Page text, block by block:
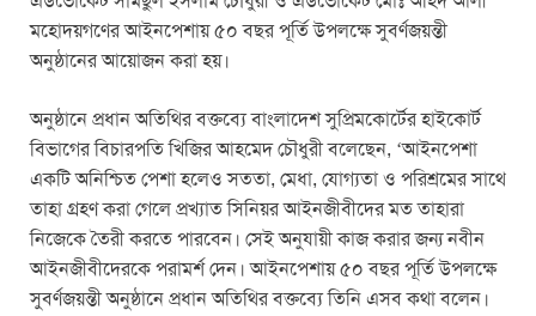
o
o
k
p
p
g
মহোদয়গণের আইনপেশায় ৫০ বছর পূর্তি উপলক্ষে সুবর্ণজয়ন্তী
অনুষ্ঠানের আয়োজন করা হয়।
অনুষ্ঠানে প্রধান অতিথির বক্তব্যে বাংলাদেশ সুপ্রিমকোর্টের হাইকোর্ট
বিভাগের বিচারপতি খিজির আহমেদ চৌধুরী বলেছেন, ‘আইনপেশা
একটি অনিশ্চিত পেশা হলেও সততা, মেধা, যোগ্যতা ও পরিশ্রমের সাথে
তাহা গ্রহণ করা গেলে প্রখ্যাত সিনিয়র আইনজীবীদের মত তাহারা
নিজেকে তৈরী করতে পারবেন। সেই অনুযায়ী কাজ করার জন্য নবীন
আইনজীবীদেরকে পরামর্শ দেন। আইনপেশায় ৫০ বছর পূর্তি উপলক্ষে
সুবর্ণজয়ন্তী অনুষ্ঠানে প্রধান অতিথির বক্তব্যে তিনি এসব কথা বলেন।